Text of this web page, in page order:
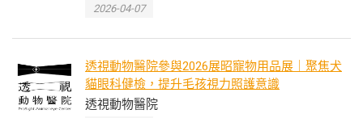
2026-04-07
透視動物醫院參與2026展昭寵物用品展｜聚焦犬
貓眼科健檢，提升毛孩視力照護意識
透視動物醫院